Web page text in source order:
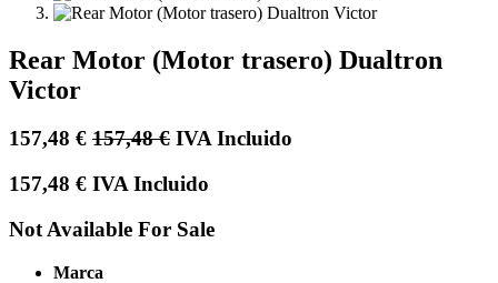
Rear Motor (Motor trasero) Dualtron
Victor
157,48 € 157,48€ IVA Incluido
157,48 € IVA Incluido
Not Available For Sale
Marca